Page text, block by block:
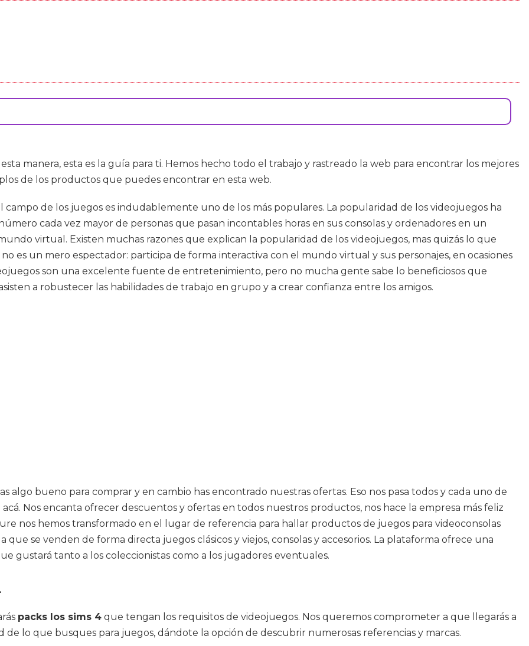
manera, esta es la guía para ti. Hemos hecho todo el trabajo y rastreado la web para encontrar los mejores
de los productos que puedes encontrar en esta web.
campo de los juegos es indudablemente uno de los más populares. La popularidad de los videojuegos ha
cada vez mayor de personas que pasan incontables horas en sus consolas y ordenadores en un
virtual. Existen muchas razones que explican la popularidad de los videojuegos, mas quizás lo que
es un mero espectador: participa de forma interactiva con el mundo virtual y sus personajes, en ocasiones
son una excelente fuente de entretenimiento, pero no mucha gente sabe lo beneficiosos que
a robustecer las habilidades de trabajo en grupo y a crear confianza entre los amigos.
algo bueno para comprar y en cambio has encontrado nuestras ofertas. Eso nos pasa todos y cada uno de
Nos encanta ofrecer descuentos y ofertas en todos nuestros productos, nos hace la empresa más feliz
nos hemos transformado en el lugar de referencia para hallar productos de juegos para videoconsolas
se venden de forma directa juegos clásicos y viejos, consolas y accesorios. La plataforma ofrece una
gustará tanto a los coleccionistas como a los jugadores eventuales.
packs los sims 4 que tengan los requisitos de videojuegos. Nos queremos comprometer a que llegarás a
lo que busques para juegos, dándote la opción de descubrir numerosas referencias y marcas.